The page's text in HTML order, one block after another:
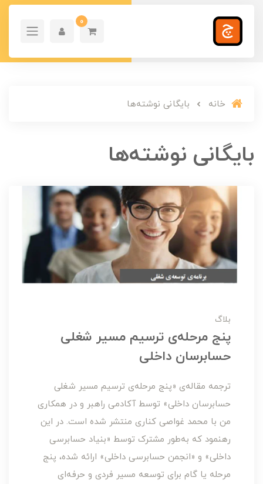
0
خانه بایگانی نوشته‌ها
بایگانی نوشته‌ها
بلاگ
پنج مرحله‌ی ترسیم مسیر شغلی
حسابرسان داخلی
ترجمه مقاله‌ی «پنج مرحله‌ی ترسیم مسیر شغلی
حسابرسان داخلی» توسط آکادمی راهبر و در همکاری
من با محمد غواصی کناری منتشر شده است. در این
رهنمود که به‌طور مشترک توسط «بنیاد حسابرسی
داخلی» و «انجمن حسابرسی داخلی» ارائه شده، پنج
مرحله یا گام برای توسعه مسیر فردی و حرفه‌ای